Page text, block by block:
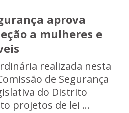
aprova
a mulheres e
realizada nesta
de Segurança
do Distrito
projetos de lei ...